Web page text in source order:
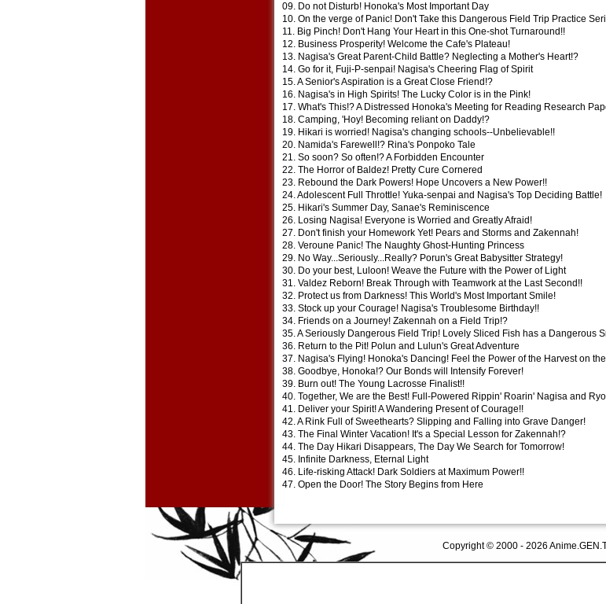
09. Do not Disturb! Honoka's Most Important Day
10. On the verge of Panic! Don't Take this Dangerous Field Trip Practice
11. Big Pinch! Don't Hang Your Heart in this One-shot Turnaround!!
12. Business Prosperity! Welcome the Cafe's Plateau!
13. Nagisa's Great Parent-Child Battle? Neglecting a Mother's Heart!?
14. Go for it, Fuji-P-senpai! Nagisa's Cheering Flag of Spirit
15. A Senior's Aspiration is a Great Close Friend!?
16. Nagisa's in High Spirits! The Lucky Color is in the Pink!
17. What's This!? A Distressed Honoka's Meeting for Reading Research
18. Camping, 'Hoy! Becoming reliant on Daddy!?
19. Hikari is worried! Nagisa's changing schools--Unbelievable!!
20. Namida's Farewell!? Rina's Ponpoko Tale
21. So soon? So often!? A Forbidden Encounter
22. The Horror of Baldez! Pretty Cure Cornered
23. Rebound the Dark Powers! Hope Uncovers a New Power!!
24. Adolescent Full Throttle! Yuka-senpai and Nagisa's Top Deciding Battle!
25. Hikari's Summer Day, Sanae's Reminiscence
26. Losing Nagisa! Everyone is Worried and Greatly Afraid!
27. Don't finish your Homework Yet! Pears and Storms and Zakennah!
28. Veroune Panic! The Naughty Ghost-Hunting Princess
29. No Way...Seriously...Really? Porun's Great Babysitter Strategy!
30. Do your best, Luloon! Weave the Future with the Power of Light
31. Valdez Reborn! Break Through with Teamwork at the Last Second!!
32. Protect us from Darkness! This World's Most Important Smile!
33. Stock up your Courage! Nagisa's Troublesome Birthday!!
34. Friends on a Journey! Zakennah on a Field Trip!?
35. A Seriously Dangerous Field Trip! Lovely Sliced Fish has a Dangerous
36. Return to the Pit! Polun and Lulun's Great Adventure
37. Nagisa's Flying! Honoka's Dancing! Feel the Power of the Harvest on
38. Goodbye, Honoka!? Our Bonds will Intensify Forever!
39. Burn out! The Young Lacrosse Finalist!!
40. Together, We are the Best! Full-Powered Rippin' Roarin' Nagisa and
41. Deliver your Spirit! A Wandering Present of Courage!!
42. A Rink Full of Sweethearts? Slipping and Falling into Grave Danger!
43. The Final Winter Vacation! It's a Special Lesson for Zakennah!?
44. The Day Hikari Disappears, The Day We Search for Tomorrow!
45. Infinite Darkness, Eternal Light
46. Life-risking Attack! Dark Soldiers at Maximum Power!!
47. Open the Door! The Story Begins from Here
Copyright © 2000 - 2026